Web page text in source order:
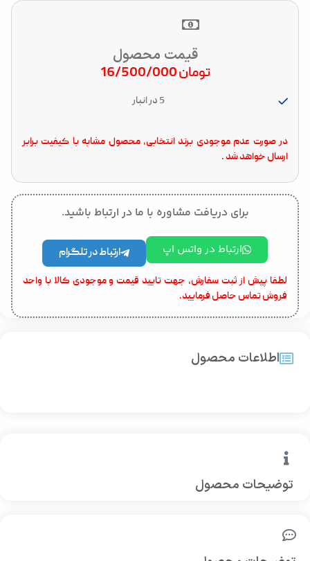
قیمت محصول
تومان
5 در انبار
در صورت عدم موجودی برند انتخابی، محصول مشابه با کیفیت برابر
ارسال خواهد شد .
برای دریافت مشاوره با ما در ارتباط باشید.
ارتباط در واتس اپ ارتباط در تلگرام
لطفا پیش از ثبت سفارش، جهت تایید قیمت و موجودی کالا با واحد
فروش تماس حاصل فرمایید.
توضیحات محصول
اطلاعات محصول